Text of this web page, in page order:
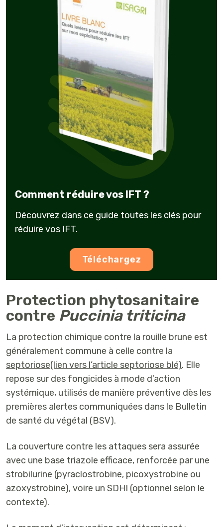
Comment réduire vos IFT ?
Découvrez dans ce guide toutes les clés pour
réduire vos IFT.
Téléchargez
Protection phytosanitaire
contre Puccinia triticina
La protection chimique contre la rouille brune est
généralement commune à celle contre la
septoriose(lien vers l’article septoriose blé). Elle
repose sur des fongicides à mode d’action
systémique, utilisés de manière préventive dès les
premières alertes communiquées dans le Bulletin
de santé du végétal (BSV).
La couverture contre les attaques sera assurée
avec une base triazole efficace, renforcée par une
strobilurine (pyraclostrobine, picoxystrobine ou
azoxystrobine), voire un SDHI (optionnel selon le
contexte).